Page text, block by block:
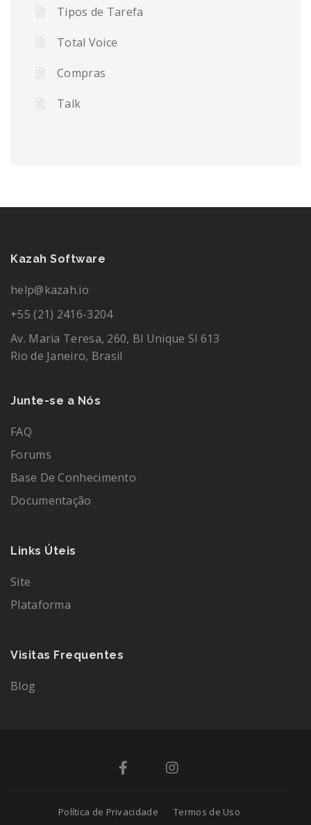
Tipos de Tarefa
Total Voice
Compras
Talk
Kazah Software
help@kazah.io
+55 (21) 2416-3204
Av. Maria Teresa, 260, Bl Unique Sl 613
Rio de Janeiro, Brasil
Junte-se a Nós
FAQ
Forums
Base De Conhecimento
Documentação
Links Úteis
Site
Plataforma
Visitas Frequentes
Blog
Política de Privacidade Termos de Uso